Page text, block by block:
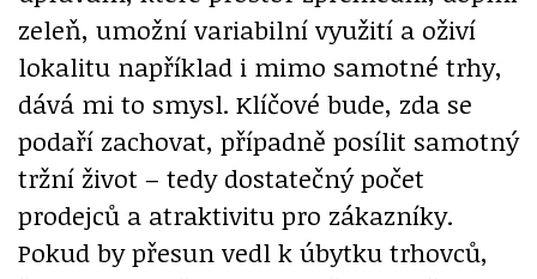
zeleň, umožní variabilní využití a oživí
lokalitu například i mimo samotné trhy,
dává mi to smysl. Klíčové bude, zda se
podaří zachovat, případně posílit samotný
tržní život – tedy dostatečný počet
prodejců a atraktivitu pro zákazníky.
Pokud by přesun vedl k úbytku trhovců,